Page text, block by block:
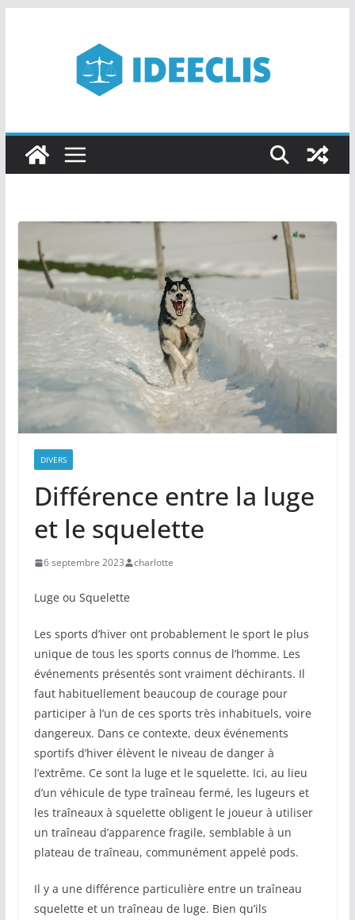
DIVERS
Différence entre la luge
et le squelette
6 septembre 2023 charlotte
Luge ou Squelette
Les sports d’hiver ont probablement le sport le plus
unique de tous les sports connus de l’homme. Les
événements présentés sont vraiment déchirants. Il
faut habituellement beaucoup de courage pour
participer à l’un de ces sports très inhabituels, voire
dangereux. Dans ce contexte, deux événements
sportifs d’hiver élèvent le niveau de danger à
l’extrême. Ce sont la luge et le squelette. Ici, au lieu
d’un véhicule de type traîneau fermé, les lugeurs et
les traîneaux à squelette obligent le joueur à utiliser
un traîneau d’apparence fragile, semblable à un
plateau de traîneau, communément appelé pods.
Il y a une différence particulière entre un traîneau
squelette et un traîneau de luge. Bien qu’ils